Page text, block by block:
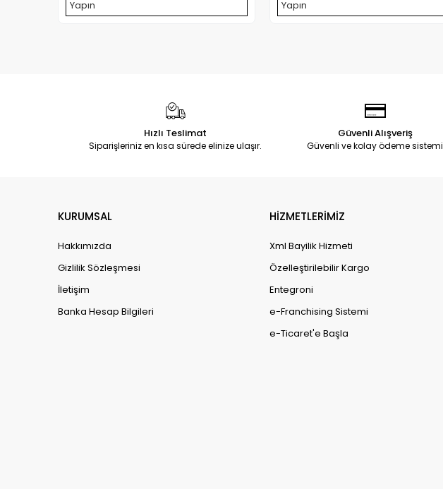
Yapın
Yapın
Hızlı Teslimat
Siparişleriniz en kısa sürede elinize ulaşır.
Güvenli Alışveriş
Güvenli ve kolay ödeme sistemi
KURUMSAL
Hakkımızda
Gizlilik Sözleşmesi
İletişim
Banka Hesap Bilgileri
HİZMETLERİMİZ
Xml Bayilik Hizmeti
Özelleştirilebilir Kargo
Entegroni
e-Franchising Sistemi
e-Ticaret'e Başla